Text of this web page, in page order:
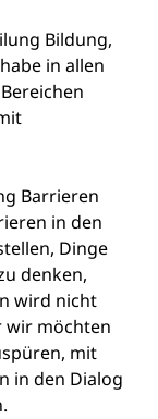
Bildung,
in allen
Barrieren
in den
Dinge
denken,
wird nicht
wir möchten
mit
in den Dialog